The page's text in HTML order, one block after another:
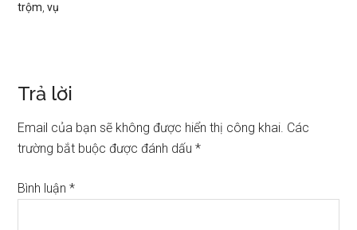
trộm ,vụ
Trả lời
Email của bạn sẽ không được hiển thị công khai. Các
trường bắt buộc được đánh dấu*
Bình luận*